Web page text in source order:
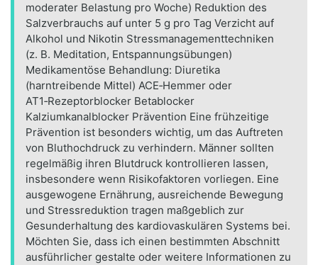
moderater Belastung pro Woche) Reduktion des
Salzverbrauchs auf unter 5 g pro Tag Verzicht auf
Alkohol und Nikotin Stressmanagementtechniken
(z. B. Meditation, Entspannungsübungen)
Medikamentöse Behandlung: Diuretika
(harntreibende Mittel) ACE‑Hemmer oder
AT1‑Rezeptorblocker Betablocker
Kalziumkanalblocker Prävention Eine frühzeitige
Prävention ist besonders wichtig, um das Auftreten
von Bluthochdruck zu verhindern. Männer sollten
regelmäßig ihren Blutdruck kontrollieren lassen,
insbesondere wenn Risikofaktoren vorliegen. Eine
ausgewogene Ernährung, ausreichende Bewegung
und Stressreduktion tragen maßgeblich zur
Gesunderhaltung des kardiovaskulären Systems bei.
Möchten Sie, dass ich einen bestimmten Abschnitt
ausführlicher gestalte oder weitere Informationen zu